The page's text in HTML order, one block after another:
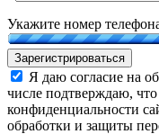
Укажите номер
Зарегистрироваться
Я даю согласие на
числе подтверждаю,
конфиденциальности
обработки и защиты